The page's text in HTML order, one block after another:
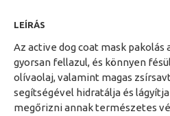
LEÍRÁS
Az active dog coat mask pakolás
gyorsan fellazul, és könnyen
olívaolaj, valamint magas
segítségével hidratálja és
megőrizni annak természetes